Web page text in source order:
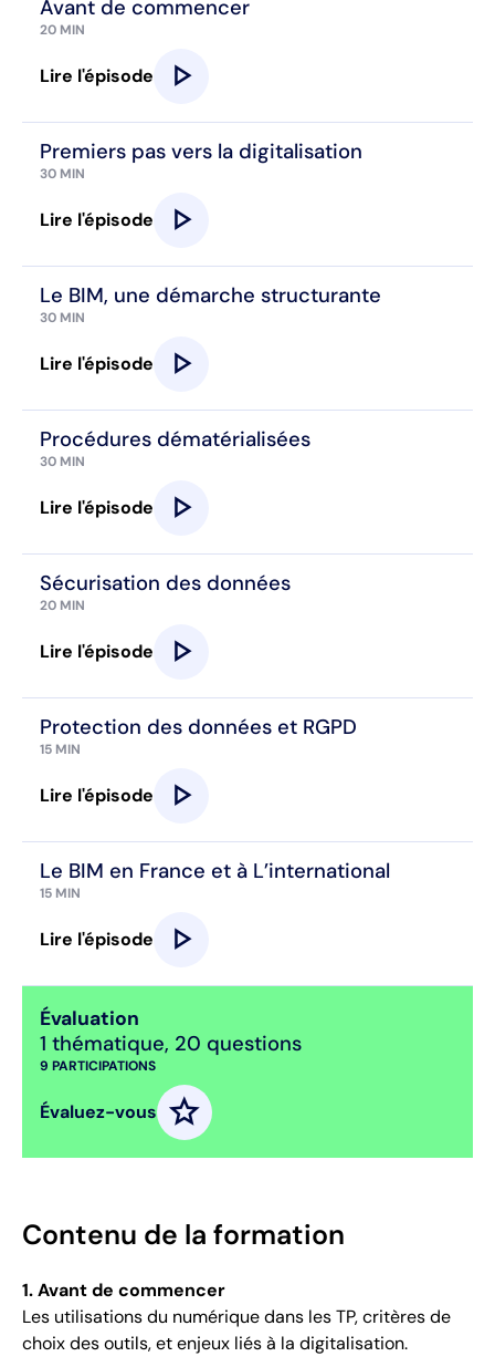
Avant de commencer
20 MIN
Lire l'épisode play_arrow
Premiers pas vers la digitalisation
30 MIN
Lire l'épisode play_arrow
Le BIM, une démarche structurante
30 MIN
Lire l'épisode play_arrow
Procédures dématérialisées
30 MIN
Lire l'épisode play_arrow
Sécurisation des données
20 MIN
Lire l'épisode play_arrow
Protection des données et RGPD
15 MIN
Lire l'épisode play_arrow
Le BIM en France et à L’international
15 MIN
Lire l'épisode play_arrow
Évaluation
1 thématique, 20 questions
9 PARTICIPATIONS
Évaluez-vous star
Contenu de la formation
1. Avant de commencer
Les utilisations du numérique dans les TP, critères de
choix des outils, et enjeux liés à la digitalisation.